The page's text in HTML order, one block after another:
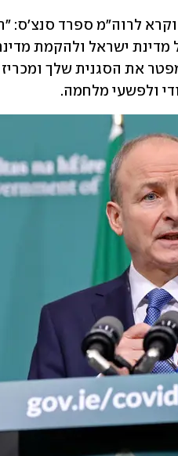
ולפשעי מלחמה.